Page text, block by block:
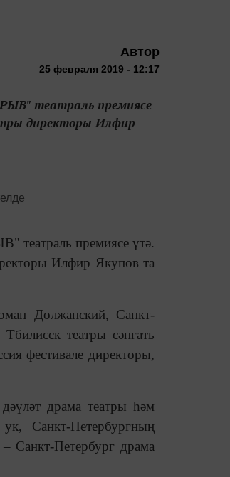
Автор
25 февраля 2019 - 12:17
театраль премиясе
директоры Илфир
театраль премиясе үтә.
Илфир Якупов та
Должанский, Санкт-
театры сәнгать
фестивале директоры,
драма театры һәм
Санкт-Петербургның
Санкт-Петербург драма